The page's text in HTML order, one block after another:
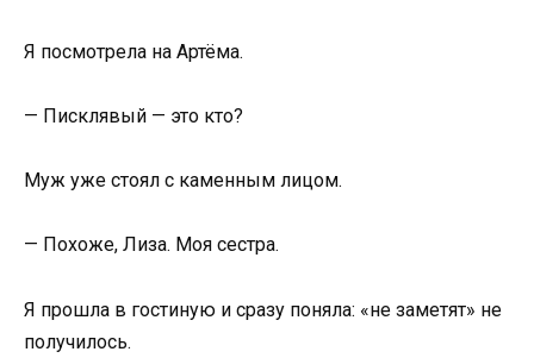
Я посмотрела на Артёма.
— Писклявый — это кто?
Муж уже стоял с каменным лицом.
— Похоже, Лиза. Моя сестра.
Я прошла в гостиную и сразу поняла: «не заметят» не
получилось.